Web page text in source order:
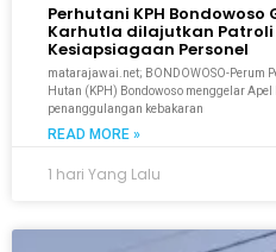
Perhutani KPH
Karhutla dilajutkan
Kesiapsiagaan Personel
matarajawai.net; BONDOWOSO-Perum
Hutan (KPH) Bondowoso menggelar
penanggulangan kebakaran
READ MORE »
1 hari Yang Lalu